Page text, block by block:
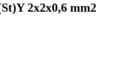
2x2x0,6 mm2